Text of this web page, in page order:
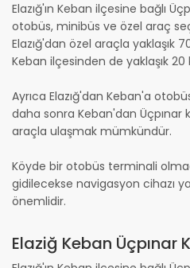
Elazığ'ın Keban ilçesine bağlı
otobüs, minibüs ve özel araç
Elazığ'dan özel araçla yaklaşık
Keban ilçesinden de yaklaşık
Ayrıca Elazığ'dan Keban'a
daha sonra Keban'dan
araçla ulaşmak mümkündür.
Köyde bir otobüs terminali
gidilecekse navigasyon cihazı
önemlidir.
Elaziğ Keban Üçpınar